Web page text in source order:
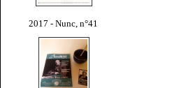
2017 - Nunc, n°41